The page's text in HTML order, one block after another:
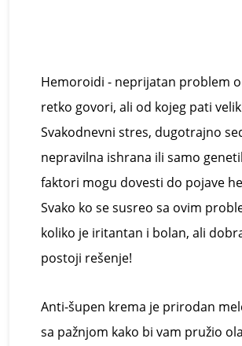
Hemoroidi - neprijatan problem
retko govori, ali od kojeg pati
Svakodnevni stres, dugotrajno
nepravilna ishrana ili samo
faktori mogu dovesti do pojave
Svako ko se susreo sa ovim
koliko je iritantan i bolan, ali
postoji rešenje!
Anti-šupen krema je prirodan
sa pažnjom kako bi vam pružio